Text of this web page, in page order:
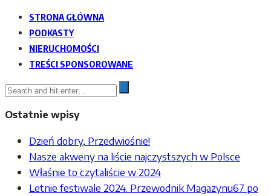
STRONA GŁÓWNA
PODKASTY
NIERUCHOMOŚCI
TREŚCI SPONSOROWANE
Ostatnie wpisy
Dzień dobry, Przedwiośnie!
Nasze akweny na liście najczystszych w Polsce
Właśnie to czytaliście w 2024
Letnie festiwale 2024. Przewodnik Magazynu67 po